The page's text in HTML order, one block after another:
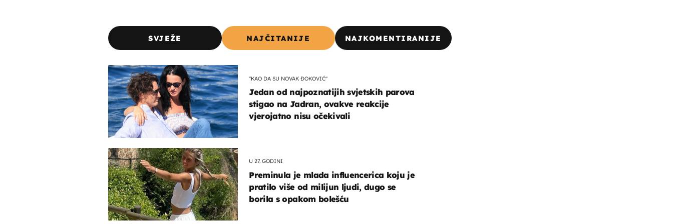
SVJEŽE NAJČITANIJE NAJKOMENTIRANIJE
"KAO DA SU NOVAK ĐOKOVIĆ"
Jedan od najpoznatijih svjetskih parova
stigao na Jadran, ovakve reakcije
vjerojatno nisu očekivali
U 27. GODINI
Preminula je mlada influencerica koju je
pratilo više od milijun ljudi, dugo se
borila s opakom bolešću